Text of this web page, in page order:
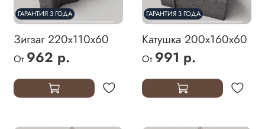
ГАРАНТИЯ 3 ГОДА
Зигзаг 220х110х60
От 962 р.
ГАРАНТИЯ 3 ГОДА
Катушка 200х160х60
От 991 р.